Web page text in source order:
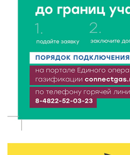
опасности домашних заготовок
7 Авг 2026 15:32 136
Золотой век “Горьковки”: как А.
изменила библиотечную жизнь
7 Авг 2026 15:30 110
«Россети Центр»